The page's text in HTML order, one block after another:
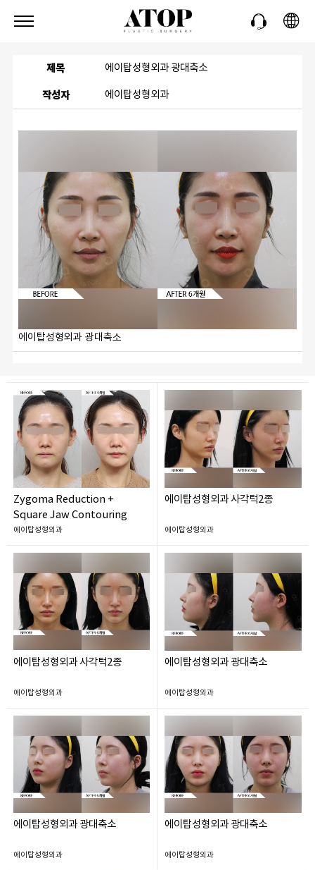
제목 에이탑성형외과 광대축소
작성자 에이탑성형외과
에이탑성형외과 광대축소
Zygoma Reduction +
Square Jaw Contouring
에이탑성형외과
에이탑성형외과 사각턱2종
에이탑성형외과
에이탑성형외과 사각턱2종
에이탑성형외과
에이탑성형외과 광대축소
에이탑성형외과
에이탑성형외과 광대축소
에이탑성형외과
에이탑성형외과 광대축소
에이탑성형외과